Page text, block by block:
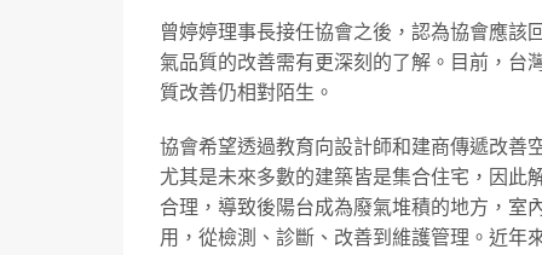
曾婷婷理事長接任協會之後，認為協會應
氣品質的改善需有更深刻的了解。目前，台
質改善仍相對陌生。
協會希望透過教育向設計師和建商傳遞改善
尤其是未來多數的建築皆是集合住宅，因此
合理，導致後陽台成為廢氣堆積的地方，室
用，從檢測、診斷、改善到維護管理。近年